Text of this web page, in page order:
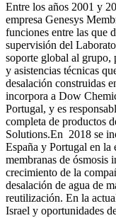
Entre los años 2001 y
empresa Genesys
funciones entre las que
supervisión del
soporte global al grupo,
y asistencias técnicas
desalación construidas
incorpora a Dow
Portugal, y es
completa de productos
Solutions.En 2018 se
España y Portugal en
membranas de ósmosis
crecimiento de la
desalación de agua de
reutilización. En la
Israel y oportunidades